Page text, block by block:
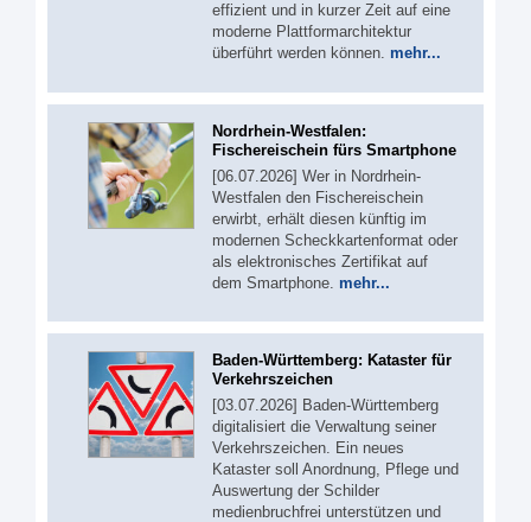
effizient und in kurzer Zeit auf eine
moderne Plattformarchitektur
überführt werden können. mehr...
Nordrhein-Westfalen:
Fischereischein fürs Smartphone
[06.07.2026] Wer in Nordrhein-
Westfalen den Fischereischein
erwirbt, erhält diesen künftig im
modernen Scheckkartenformat oder
als elektronisches Zertifikat auf
dem Smartphone. mehr...
Baden-Württemberg: Kataster für
Verkehrszeichen
[03.07.2026] Baden-Württemberg
digitalisiert die Verwaltung seiner
Verkehrszeichen. Ein neues
Kataster soll Anordnung, Pflege und
Auswertung der Schilder
medienbruchfrei unterstützen und